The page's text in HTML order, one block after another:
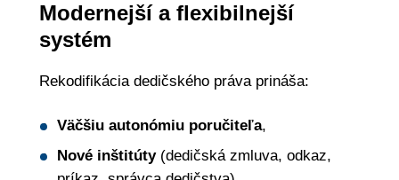
Modernejší a flexibilnejší
systém
Rekodifikácia dedičského práva prináša:
Väčšiu autonómiu poručiteľa,
Nové inštitúty(dedičská zmluva, odkaz,